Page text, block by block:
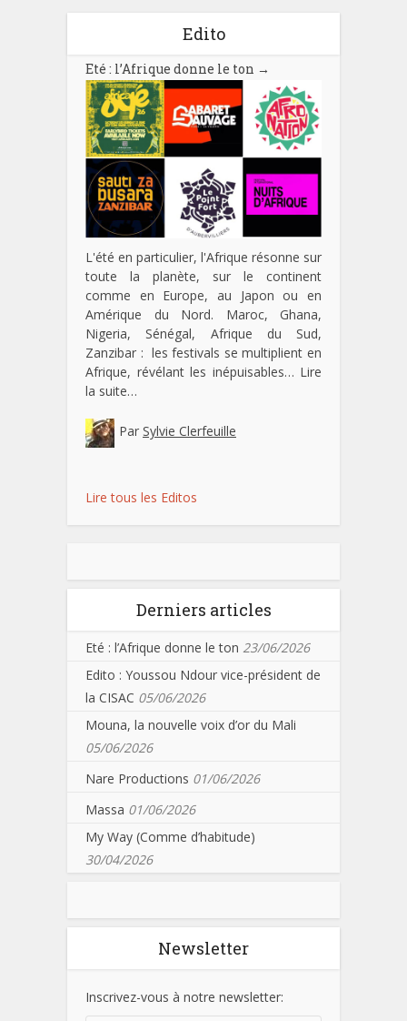
Edito
Eté : l’Afrique donne le ton →
L'été en particulier, l'Afrique résonne sur
toute la planète, sur le continent
comme en Europe, au Japon ou en
Amérique du Nord. Maroc, Ghana,
Nigeria, Sénégal, Afrique du Sud,
Zanzibar : les festivals se multiplient en
Afrique, révélant les inépuisables… Lire
la suite…
Par Sylvie Clerfeuille
Lire tous les Editos
Derniers articles
Eté : l’Afrique donne le ton 23/06/2026
Edito : Youssou Ndour vice-président de
la CISAC 05/06/2026
Mouna, la nouvelle voix d’or du Mali
05/06/2026
Nare Productions 01/06/2026
Massa 01/06/2026
My Way (Comme d’habitude)
30/04/2026
Newsletter
Inscrivez-vous à notre newsletter: